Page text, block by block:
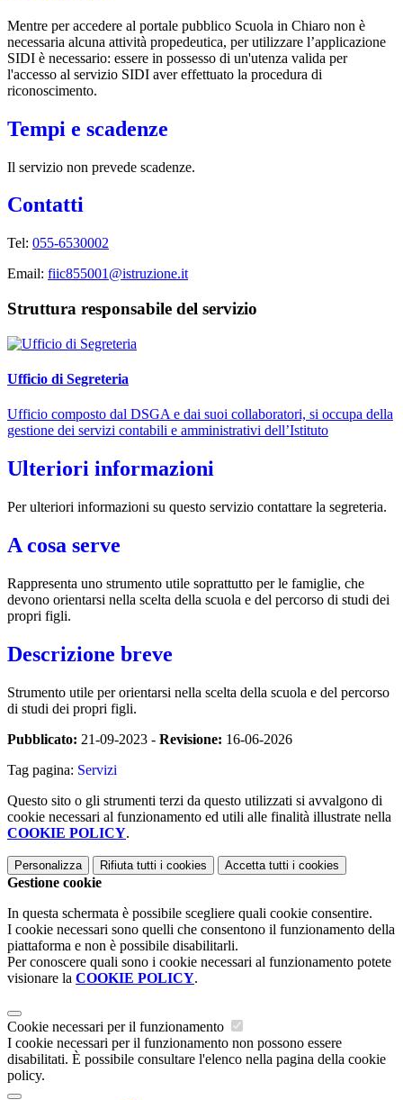
Mentre per accedere al portale pubblico Scuola in Chiaro non è
necessaria alcuna attività propedeutica, per utilizzare l’applicazione
SIDI è necessario: essere in possesso di un'utenza valida per
l'accesso al servizio SIDI aver effettuato la procedura di
riconoscimento.
Tempi e scadenze
Il servizio non prevede scadenze.
Contatti
Tel: 055-6530002
Email: fiic855001@istruzione.it
Struttura responsabile del servizio
Ufficio di Segreteria
Ufficio composto dal DSGA e dai suoi collaboratori, si occupa della
gestione dei servizi contabili e amministrativi dell’Istituto
Ulteriori informazioni
Per ulteriori informazioni su questo servizio contattare la segreteria.
A cosa serve
Rappresenta uno strumento utile soprattutto per le famiglie, che
devono orientarsi nella scelta della scuola e del percorso di studi dei
propri figli.
Descrizione breve
Strumento utile per orientarsi nella scelta della scuola e del percorso
di studi dei propri figli.
Pubblicato: 21-09-2023 - Revisione: 16-06-2026
Tag pagina: Servizi
Questo sito o gli strumenti terzi da questo utilizzati si avvalgono di
cookie necessari al funzionamento ed utili alle finalità illustrate nella
COOKIE POLICY.
Personalizza Rifiuta tutti i cookies Accetta tutti i cookies
Gestione cookie
In questa schermata è possibile scegliere quali cookie consentire.
I cookie necessari sono quelli che consentono il funzionamento della
piattaforma e non è possibile disabilitarli.
Per conoscere quali sono i cookie necessari al funzionamento potete
visionare la COOKIE POLICY.
Cookie necessari per il funzionamento
I cookie necessari per il funzionamento non possono essere
disabilitati. È possibile consultare l'elenco nella pagina della cookie
policy.